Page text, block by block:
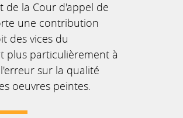
de la Cour d'appel de
une contribution
des vices du
plus particulièrement à
sur la qualité
oeuvres peintes.